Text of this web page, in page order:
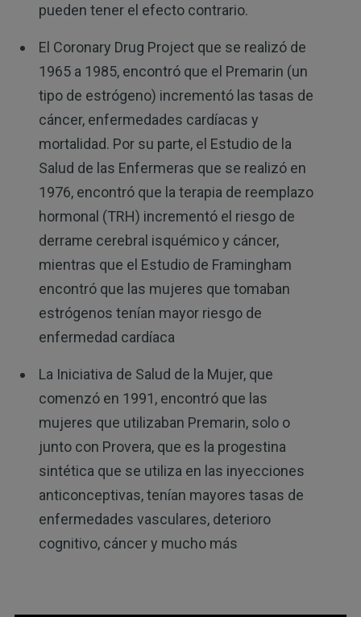
pueden tener el efecto contrario.
El Coronary Drug Project que se realizó de
1965 a 1985, encontró que el Premarin (un
tipo de estrógeno) incrementó las tasas de
cáncer, enfermedades cardíacas y
mortalidad. Por su parte, el Estudio de la
Salud de las Enfermeras que se realizó en
1976, encontró que la terapia de reemplazo
hormonal (TRH) incrementó el riesgo de
derrame cerebral isquémico y cáncer,
mientras que el Estudio de Framingham
encontró que las mujeres que tomaban
estrógenos tenían mayor riesgo de
enfermedad cardíaca
La Iniciativa de Salud de la Mujer, que
comenzó en 1991, encontró que las
mujeres que utilizaban Premarin, solo o
junto con Provera, que es la progestina
sintética que se utiliza en las inyecciones
anticonceptivas, tenían mayores tasas de
enfermedades vasculares, deterioro
cognitivo, cáncer y mucho más